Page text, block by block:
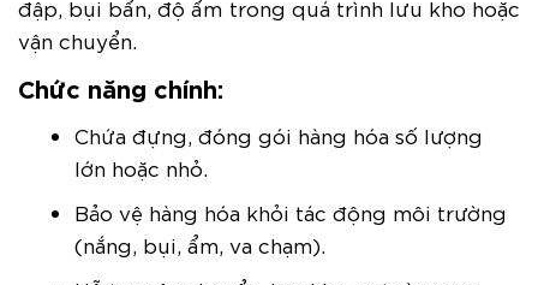
đập, bụi bẩn, độ ẩm trong quá trình lưu kho hoặc
vận chuyển.
Chức năng chính:
Chứa đựng, đóng gói hàng hóa số lượng
lớn hoặc nhỏ.
Bảo vệ hàng hóa khỏi tác động môi trường
(nắng, bụi, ẩm, va chạm).